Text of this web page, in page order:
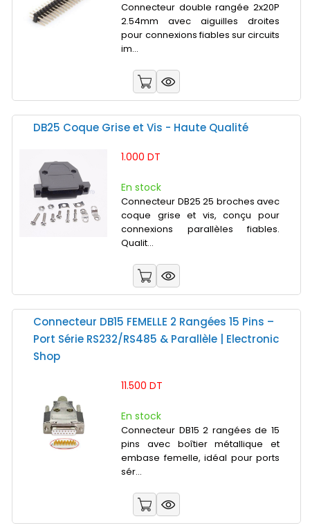
Connecteur double rangée 2x20P
2.54mm avec aiguilles droites
pour connexions fiables sur circuits
im...
DB25 Coque Grise et Vis - Haute Qualité
1.000 DT
En stock
Connecteur DB25 25 broches avec
coque grise et vis, conçu pour
connexions parallèles fiables.
Qualit...
Connecteur DB15 FEMELLE 2 Rangées 15 Pins –
Port Série RS232/RS485 & Parallèle | Electronic
Shop
11.500 DT
En stock
Connecteur DB15 2 rangées de 15
pins avec boîtier métallique et
embase femelle, idéal pour ports
sér...